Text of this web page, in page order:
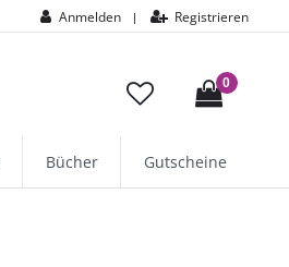
Anmelden | Registrieren
0
Bücher Gutscheine